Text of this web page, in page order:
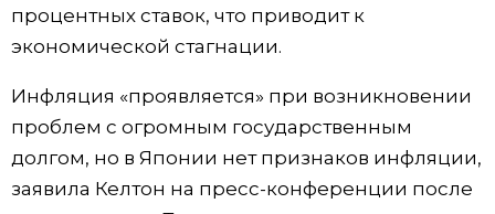
Технологии
Токио
От редакции
процентных ставок, что приводит к
экономической стагнации.
Инфляция «проявляется» при возникновении
проблем с огромным государственным
долгом, но в Японии нет признаков инфляции,
заявила Келтон на пресс-конференции после